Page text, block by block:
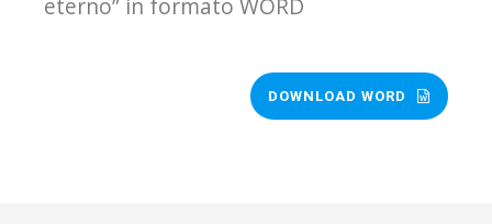
eterno” in formato WORD
DOWNLOAD WORD